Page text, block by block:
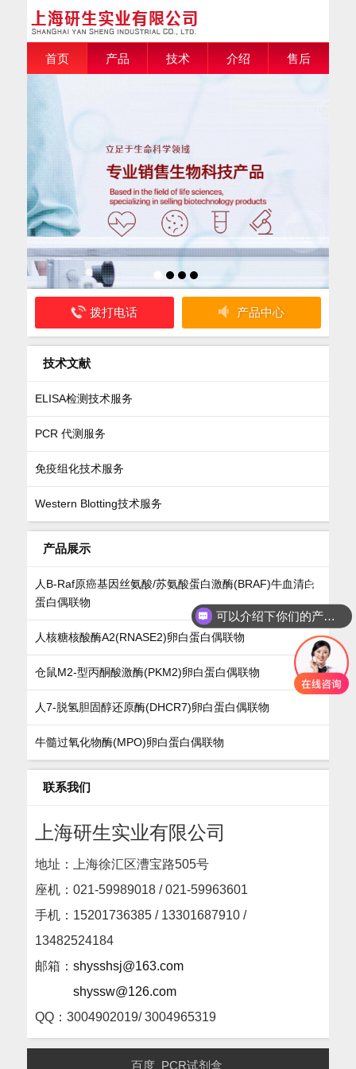
首页 产品 技术 介绍 售后
拨打电话 产品中心
技术文献
ELISA检测技术服务
PCR 代测服务
免疫组化技术服务
Western Blotting技术服务
产品展示
人B-Raf原癌基因丝氨酸/苏氨酸蛋白激酶(BRAF)牛血清白
蛋白偶联物
人核糖核酸酶A2(RNASE2)卵白蛋白偶联物
仓鼠M2-型丙酮酸激酶(PKM2)卵白蛋白偶联物
人7-脱氢胆固醇还原酶(DHCR7)卵白蛋白偶联物
牛髓过氧化物酶(MPO)卵白蛋白偶联物
联系我们
上海研生实业有限公司
地址：上海徐汇区漕宝路505号
座机： 021-59989018 / 021-59963601
手机：15201736385 / 13301687910 /
13482524184
邮箱： shysshsj@163.com
shyssw@126.com
QQ：3004902019/ 3004965319
百度 PCR试剂盒
可以介绍下你们的产品么